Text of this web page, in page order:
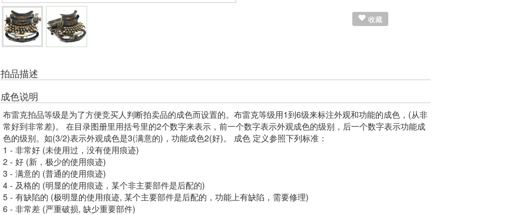
收藏
拍品描述
成色说明
布雷克拍品等级是为了方便竞买人判断拍卖品的成色而设置的。布雷克等级用1到6级来标注外观和功能的成色，(从非
常好到非常差)。 在目录图册里用括号里的2个数字来表示，前一个数字表示外观成色的级别，后一个数字表示功能成
色的级别。如(3/2)表示外观成色是3(满意的)，功能成色2(好)。 成色 定义参照下列标准：
1 - 非常好 (未使用过，没有使用痕迹)
2 - 好 (新，极少的使用痕迹)
3 - 满意的 (普通的使用痕迹)
4 - 及格的 (明显的使用痕迹，某个非主要部件是后配的)
5 - 有缺陷的 (极明显的使用痕迹, 某个主要部件是后配的，功能上有缺陷，需要修理)
6 - 非常差 (严重破损, 缺少重要部件)